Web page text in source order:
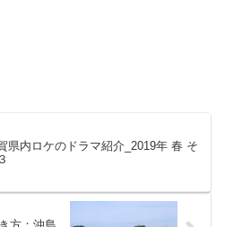
県内ロケのドラマ紹介_2019年 春 そ